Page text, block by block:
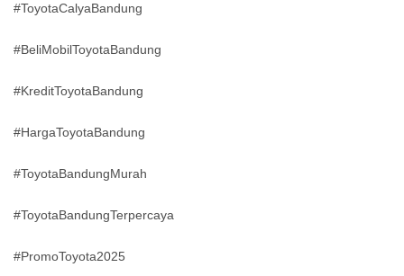
#ToyotaCalyaBandung
#BeliMobilToyotaBandung
#KreditToyotaBandung
#HargaToyotaBandung
#ToyotaBandungMurah
#ToyotaBandungTerpercaya
#PromoToyota2025